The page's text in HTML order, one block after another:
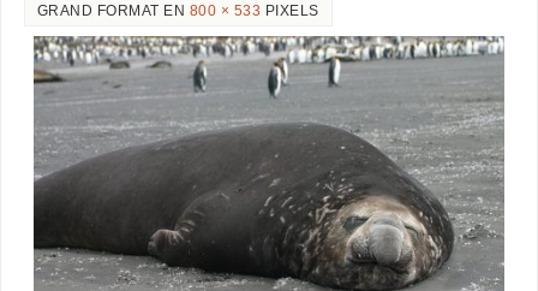
GRAND FORMAT EN 800 × 533 PIXELS